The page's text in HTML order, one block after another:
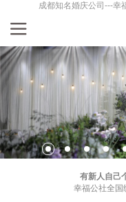
成都知名婚庆公司---幸
有新人自己
幸福公社全